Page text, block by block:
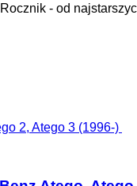
Rocznik - od